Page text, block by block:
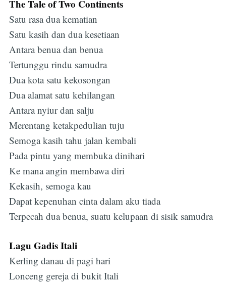
The Tale of Two Continents
Satu rasa dua kematian
Satu kasih dan dua kesetiaan
Antara benua dan benua
Tertunggu rindu samudra
Dua kota satu kekosongan
Dua alamat satu kehilangan
Antara nyiur dan salju
Merentang ketakpedulian tuju
Semoga kasih tahu jalan kembali
Pada pintu yang membuka dinihari
Ke mana angin membawa diri
Kekasih, semoga kau
Dapat kepenuhan cinta dalam aku tiada
Terpecah dua benua, suatu kelupaan di sisik samudra
Lagu Gadis Itali
Kerling danau di pagi hari
Lonceng gereja di bukit Itali